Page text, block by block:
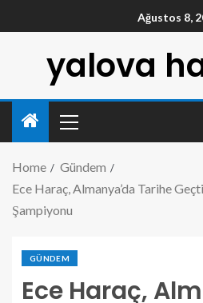
Ağustos 8,
yalova
Home
Gündem
Ece Haraç, Almanya’da Tarihe
Şampiyonu
GÜNDEM
Ece Haraç,